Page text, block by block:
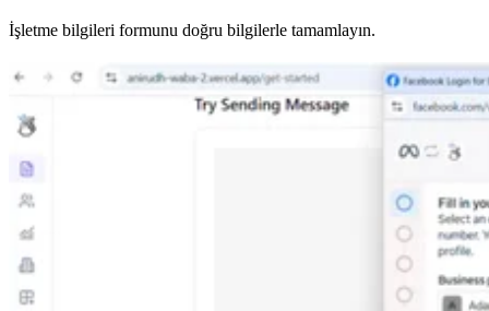
İşletme bilgileri formunu doğru bilgilerle tamamlayın.